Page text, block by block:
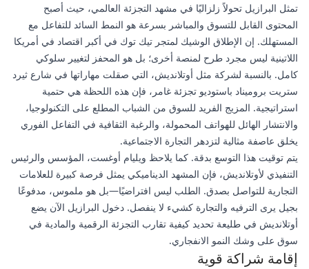
تمثل البرازيل تحولاً زلزاليًا في مشهد التجزئة العالمي، حيث أصبح
المحتوى القابل للتسوق والمباشر بسرعة هو النمط السائد للتفاعل مع
المستهلك. إن الإطلاق الوشيك لمتجر تيك توك في أكبر اقتصاد في أمريكا
اللاتينية ليس مجرد طرح لمنصة أخرى؛ بل هو المحفز لتغيير سلوكي
كامل. بالنسبة لشركة مثل أوتلانديش، التي صقلت مهاراتها في شارع ثيرد
ستريت بروميناد باستوديو تجزئة غامر، فإن هذه اللحظة هي حتمية
استراتيجية. المزيج الفريد للسوق من الشباب المطلع على التكنولوجيا،
والانتشار الهائل للهواتف المحمولة، والرغبة الثقافية في التفاعل الفوري
يخلق عاصفة مثالية لتزدهر التجارة الاجتماعية.
يتم توقيت هذا التوسع بدقة. كما يلاحظ ويليام أوغست، المؤسس والرئيس
التنفيذي لأوتلانديش، فإن المشهد الديناميكي يمثل فرصة كبيرة للعلامات
التجارية للتواصل بصدق. الطلب ليس افتراضيًا—بل هو ملموس، مدفوعًا
بجيل يرى الترفيه والتجارة كشيء لا ينفصل. دخول البرازيل الآن يضع
أوتلانديش في طليعة تحديد كيفية تقارب التجزئة الرقمية والمادية في
سوق على وشك النمو الانفجاري.
إقامة شراكة قوية